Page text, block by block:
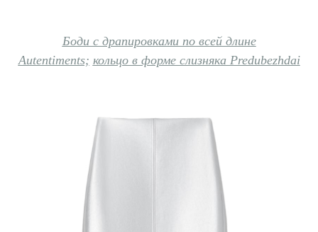
Боди с драпировками по всей длине
Autentiments; кольцо в форме слизняка Predubezhdai